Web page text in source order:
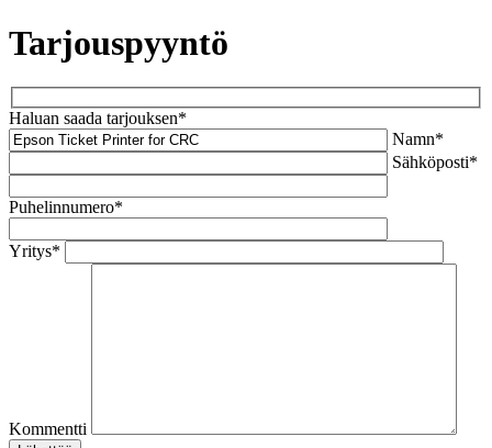
Tarjouspyyntö
Haluan saada tarjouksen*
Namn*
Sähköposti*
Puhelinnumero*
Yritys*
Kommentti